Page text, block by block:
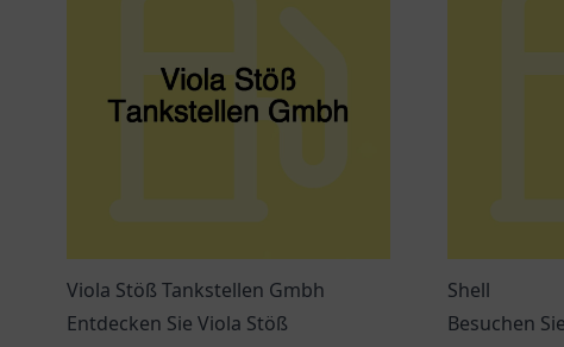
Viola Stöß Tankstellen Gmbh
Entdecken Sie Viola Stöß
Shell
Besuchen